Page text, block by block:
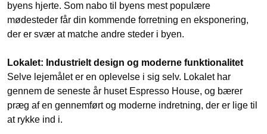
byens hjerte. Som nabo til byens mest populære
mødesteder får din kommende forretning en eksponering,
der er svær at matche andre steder i byen.
Lokalet: Industrielt design og moderne funktionalitet
Selve lejemålet er en oplevelse i sig selv. Lokalet har
gennem de seneste år huset Espresso House, og bærer
præg af en gennemført og moderne indretning, der er lige til
at rykke ind i.